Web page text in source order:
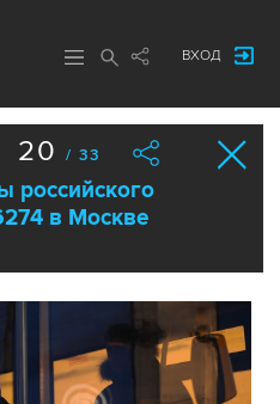
ВХОД
российского
в Москве
20 / 33